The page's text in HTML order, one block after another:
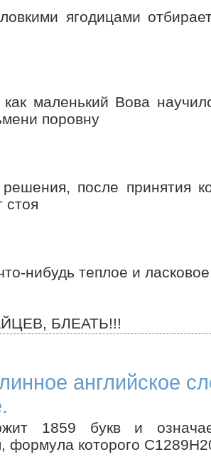
ягодицами
маленький Вова
поровну
решения, после принятия
стоя
нибудь теплое и
БЛЕАТЬ!!!
английское
1859 букв и
формула которого